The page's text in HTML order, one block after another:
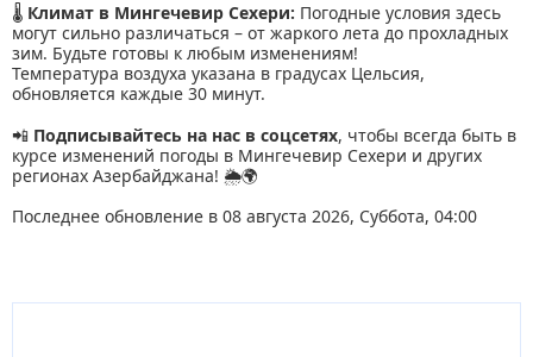
🌡 Климат в Мингечевир Сехери: Погодные условия здесь
могут сильно различаться – от жаркого лета до прохладных
зим. Будьте готовы к любым изменениям!
Температура воздуха указана в градусах Цельсия,
обновляется каждые 30 минут.
📲 Подписывайтесь на нас в соцсетях, чтобы всегда быть в
курсе изменений погоды в Мингечевир Сехери и других
регионах Азербайджана! 🌦🌍
Последнее обновление в 08 августа 2026, Суббота, 04:00